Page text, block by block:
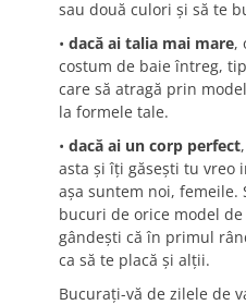
sau două culori și să te
• dacă ai talia mai mare,
costum de baie întreg,
care să atragă prin
la formele tale.
• dacă ai un corp perfect
asta și îți găsești tu vreo
așa suntem noi, femeile.
bucuri de orice model
gândești că în primul
ca să te placă și alții.
Bucurați-vă de zilele de